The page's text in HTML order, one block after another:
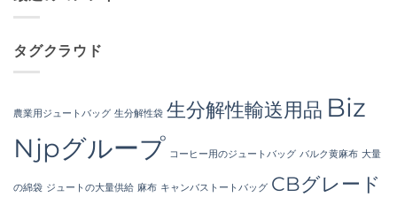
Sourcing
Industrial
Packaging
の
Certified
Packaging
へ
り
タグクラウド
農業用ジュートバッグ 生分解性袋 生分解性輸送用品 Biz
Njpグループ コーヒー用のジュートバッグ バルク黄麻布 大量
の綿袋 ジュートの大量供給 麻布 キャンバストートバッグ CBグレード